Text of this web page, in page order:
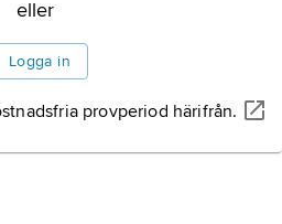
eller
Logga in
provperiod härifrån.